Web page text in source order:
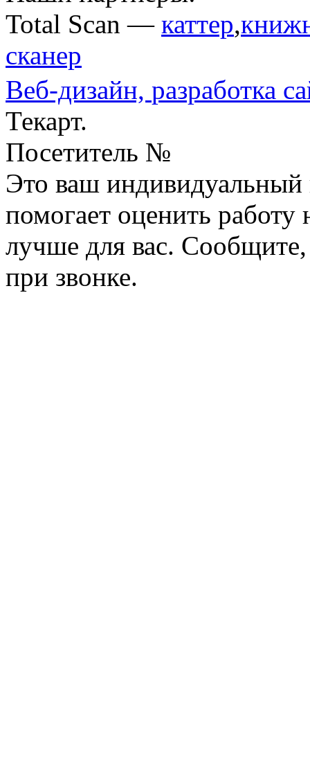
Total Scan — каттер,
сканер
Веб-дизайн, разработка
Текарт.
Посетитель №
Это ваш
помогает оценить работу
лучше для вас.
при звонке.